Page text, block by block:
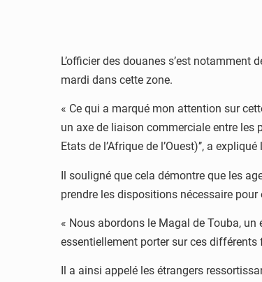
L’officier des douanes s’est
mardi dans cette zone.
« Ce qui a marqué mon attention sur
un axe de liaison commerciale entre les
Etats de l’Afrique de l’Ouest)’’, a
Il souligné que cela démontre que les
prendre les dispositions nécessaire pour
« Nous abordons le Magal de Touba,
essentiellement porter sur ces différents
Il a ainsi appelé les étrangers